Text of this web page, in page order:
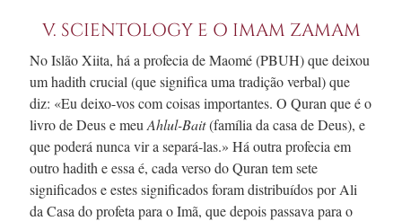
V. SCIENTOLOGY E O IMAM ZAMAM
No Islão Xiita, há a profecia de Maomé (PBUH) que deixou
um hadith crucial (que significa uma tradição verbal) que
diz: «Eu deixo-voscom coisas importantes. O Quran que é o
livro de Deus e meu Ahlul-Bait(família da casa de Deus), e
que poderá nunca vir a separá-las.» Há outra profecia em
outro hadith e essa é, cada verso do Quran tem sete
significados e estes significados foram distribuídos por Ali
da Casa do profeta para o Imã, que depois passava para o